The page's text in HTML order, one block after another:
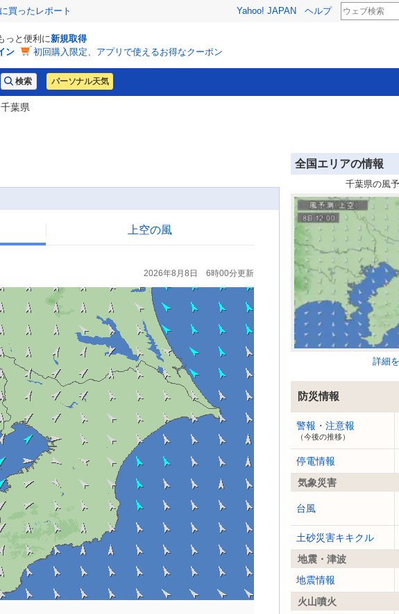
買ったレポート Yahoo! JAPAN ヘルプ
っと便利に新規取得
ン
初回購入限定、アプリで使えるお得なクーポン
パーソナル天気
葉県
上空の風
2026年8月8日 6時00分更新
全国エリアの情報
千葉県の風
詳細
防災情報
警報・注意報
（今後の推移）
停電情報
気象災害
台風
土砂災害キキクル
地震・津波
地震情報
火山噴火